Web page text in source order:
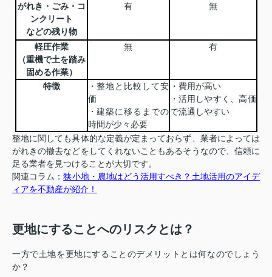
がれき・ごみ・コ
ンクリート
などの残り物
有 無
軽圧作業
（重機で土を踏み
固める作業）
無 有
特徴
・整地と比較して安
価
・建築に移るまでの
時間が少々必要
・費用が高い
・活用しやすく、高価
で流通しやすい
整地に関しても具体的な定義が定まっておらず、業者によっては
がれきの撤去などをしてくれないこともあるそうなので、信頼に
足る業者を見つけることが大切です。
関連コラム：狭小地・農地はどう活用すべき？土地活用のアイデ
ィアを不動産が紹介！
更地にすることへのリスクとは？
一方で土地を更地にすることのデメリットとは何なのでしょう
か？